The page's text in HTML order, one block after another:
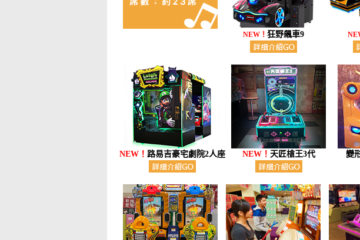
NEW！ 狂野飆車9
NEW！ 路易吉豪宅劇院2人座 NEW！ 天匠槍王3代 變